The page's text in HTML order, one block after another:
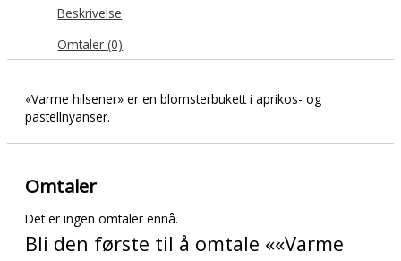
Beskrivelse
Omtaler (0)
«Varme hilsener» er en blomsterbukett i aprikos- og
pastellnyanser.
Omtaler
Det er ingen omtaler ennå.
Bli den første til å omtale ««Varme